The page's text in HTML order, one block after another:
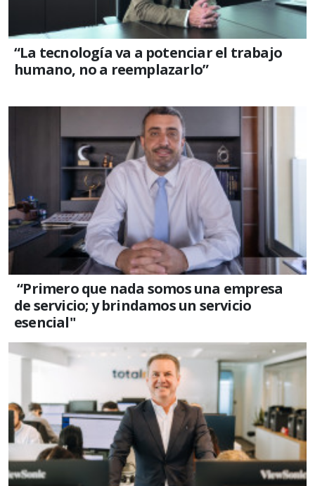
“La tecnología va a potenciar el trabajo
humano, no a reemplazarlo”
“Primero que nada somos una empresa
de servicio; y brindamos un servicio
esencial"